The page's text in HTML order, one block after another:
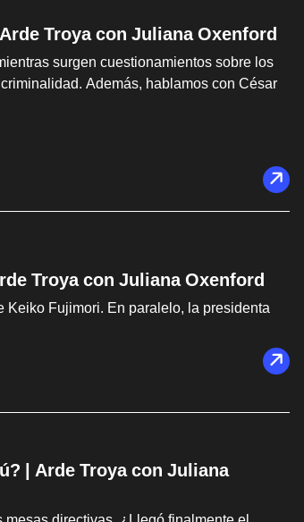
Troya con Juliana Oxenford
surgen cuestionamientos sobre los
Además, hablamos con César
Troya con Juliana Oxenford
Fujimori. En paralelo, la presidenta
| Arde Troya con Juliana